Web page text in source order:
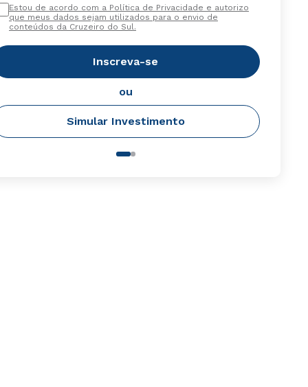
Estou de acordo com a Política de Privacidade e autorizo
que meus dados sejam utilizados para o envio de
conteúdos da Cruzeiro do Sul.
Inscreva-se
ou
Simular Investimento